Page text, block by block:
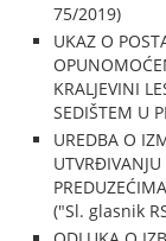
75/2019)
UKAZ O
KRALJEVINI
SEDIŠTEM U
UREDBA O
("Sl. glasnik